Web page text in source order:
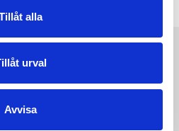
alla
urval
Avvisa
DU VÄLJA OSS